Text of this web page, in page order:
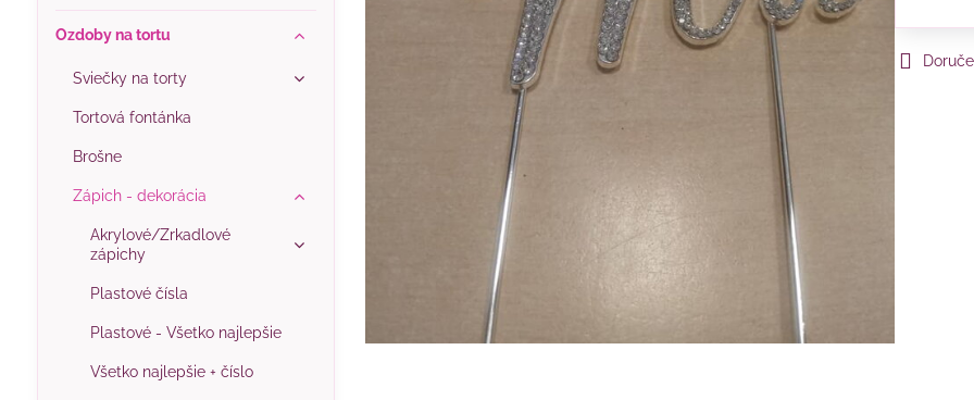
Ozdoby na tortu
Sviečky na torty
Tortová fontánka
Brošne
Zápich - dekorácia
Akrylové/Zrkadlové
zápichy
Plastové čísla
Plastové - Všetko najlepšie
Všetko najlepšie + číslo